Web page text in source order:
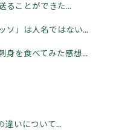
ることができた...
ソ」は人名ではない...
身を食べてみた感想...
違いについて...